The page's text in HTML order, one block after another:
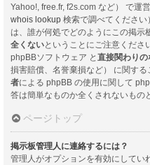
Yahoo!, free.fr, f2s.com など） で運
whois lookup 検索で調べてくださ
は、誰が何処でどのようにこの掲示
全くないということにご注意くだ
phpBBソフトウェア と 直接関わりの
損害賠償、名誉棄損など） に関する
者による phpBB の使用に関して
答は簡単なものか全くされないもの
ページトップ
掲示板管理人に連絡するには？
管理人がオプションを有効にしてい